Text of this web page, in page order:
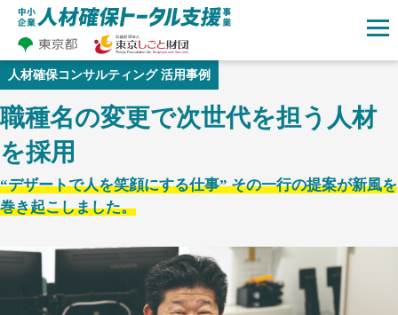
人材確保コンサルティング 活用事例
職種名の変更で次世代を担う人材
を採用
“デザートで人を笑顔にする仕事” その一行の提案が新風を
巻き起こしました。